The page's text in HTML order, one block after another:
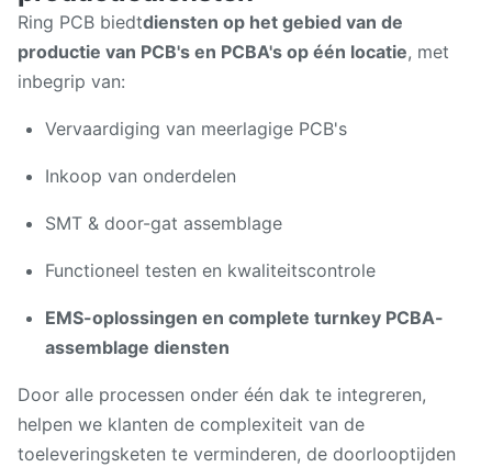
Ring PCB biedtdiensten op het gebied van de
productie van PCB's en PCBA's op één locatie, met
inbegrip van:
Vervaardiging van meerlagige PCB's
Inkoop van onderdelen
SMT & door-gat assemblage
Functioneel testen en kwaliteitscontrole
EMS-oplossingen en complete turnkey PCBA-
assemblage diensten
Door alle processen onder één dak te integreren,
helpen we klanten de complexiteit van de
toeleveringsketen te verminderen, de doorlooptijden